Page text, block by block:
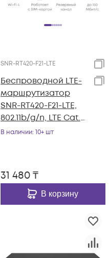
SNR-RT420-F21-LTE
Беспроводной LTE-
маршрутизатор
SNR-RT420-F21-LTE,
802.11b/g/n, LTE Cat.4,
3xFE RJ45
В наличии: 10+ шт
31 480₸
В корзину